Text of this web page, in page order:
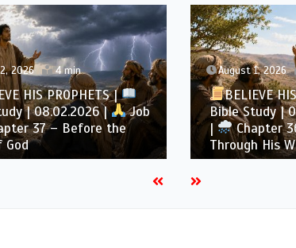
2026 4 min
HIS PROPHETS |
| 08.01.2026 |
Job
36 – God Teaches
Ways
July 31, 2026
BELIEVE
Bible Study |
|
Chapter
Our